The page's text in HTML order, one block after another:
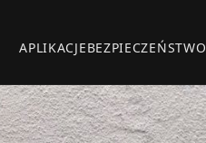
APLIKACJEBEZPIECZEŃSTWO